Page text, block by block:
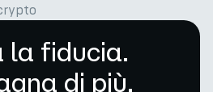
la fiducia.
di più.